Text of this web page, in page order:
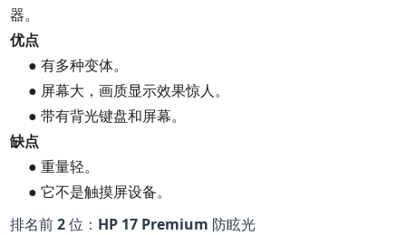
器。
优点
● 有多种变体。
● 屏幕大，画质显示效果惊人。
● 带有背光键盘和屏幕。
缺点
● 重量轻。
● 它不是触摸屏设备。
排名前 2 位：HP 17 Premium 防眩光